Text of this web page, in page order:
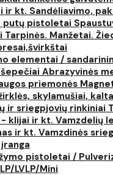
ir kt. Sandėliavimo,
putų pistoletai
Tarpinės. Manžetai.
elementai /
Abrazyvinės
priemonės
skylamušiai,
ir sriegpjovių rinkiniai
klijai ir kt. Vamzdelių
ir kt. Vamzdinės
pistoletai /
LVLP/Mini